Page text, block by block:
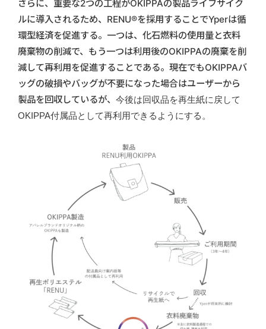
さらに、重要な2つの工程がOKIPPAの製品ライフサイク
ルに導入されるため、RENU®️を採用することでYperは循
環型経済を促進する。一つは、化石燃料の使用量と衣料
廃棄物の削減で、もう一つは利用後のOKIPPAの廃棄を削
減して再利用を促進することである。現在でもOKIPPAバ
ッグの破損やバッグが不要になった場合はユーザーから
製品を回収しているが、 今後は回収品を再生紙に戻して
OKIPPA付属品として再利用できるようにする。